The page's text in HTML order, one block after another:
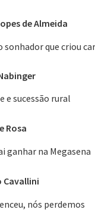
de Almeida
sonhador que criou
e sucessão rural
Rosa
ganhar na Megasena
Cavallini
nós perdemos